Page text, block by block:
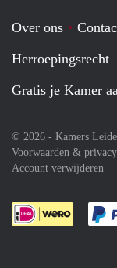
Over ons
Herroepingsrecht
Gratis je Kamer
© 2026 - Kamers
Voorwaarden & privacy
Account verwijderen